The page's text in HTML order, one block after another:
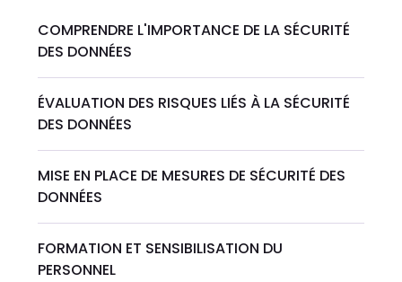
COMPRENDRE L'IMPORTANCE DE LA SÉCURITÉ
DES DONNÉES
ÉVALUATION DES RISQUES LIÉS À LA SÉCURITÉ
DES DONNÉES
MISE EN PLACE DE MESURES DE SÉCURITÉ DES
DONNÉES
FORMATION ET SENSIBILISATION DU
PERSONNEL